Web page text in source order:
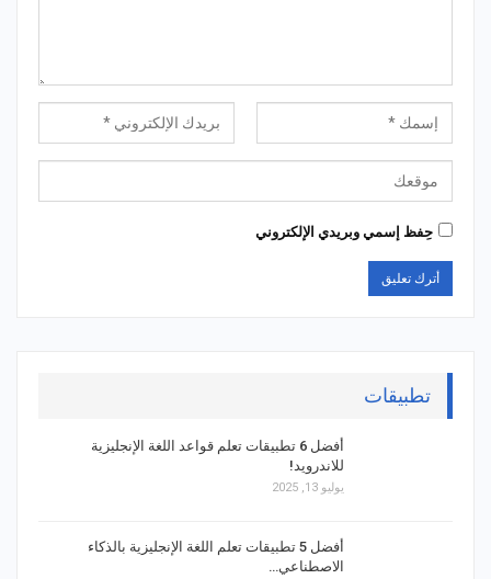
حِفظ إسمي وبريدي الإلكتروني
تطبيقات
أفضل 6 تطبيقات تعلم قواعد اللغة الإنجليزية
للاندرويد!
يوليو 13, 2025
أفضل 5 تطبيقات تعلم اللغة الإنجليزية بالذكاء
الاصطناعي…